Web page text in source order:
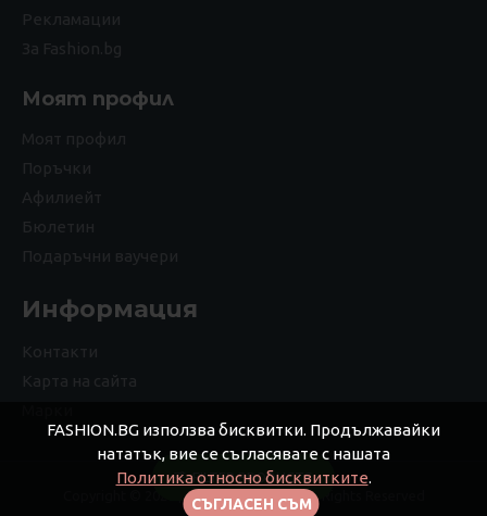
Рекламации
За Fashion.bg
Моят профил
Моят профил
Поръчки
Афилиейт
Бюлетин
Подаръчни ваучери
Информация
Контакти
Карта на сайта
Copyright © 2026 Дизайнерс ЕООД, All Rights Reserved
СЪГЛАСЕН СЪМ
FASHION.BG използва бисквитки. Продължавайки
нататък, вие се съгласявате с нашата
Политика относно бисквитките.
FILTER PRODUCTS